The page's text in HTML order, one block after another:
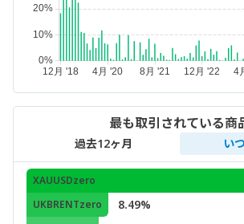
最も取引されている商
過去12ヶ月 い
XAUUSDzero
UKBRENTzero 8.49%